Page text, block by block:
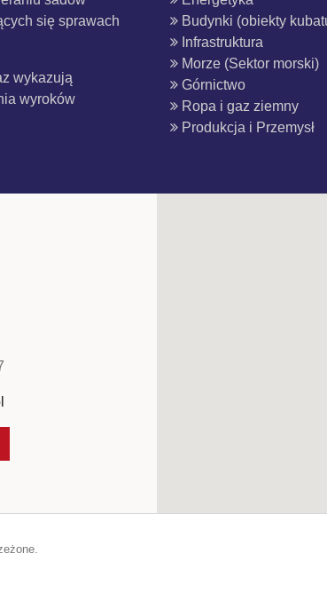
się sprawach
wykazują
wyroków
Budynki (obiekty
Infrastruktura
Morze (Sektor morski)
Górnictwo
Ropa i gaz ziemny
Produkcja i Przemysł